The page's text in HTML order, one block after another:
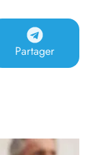
Partager